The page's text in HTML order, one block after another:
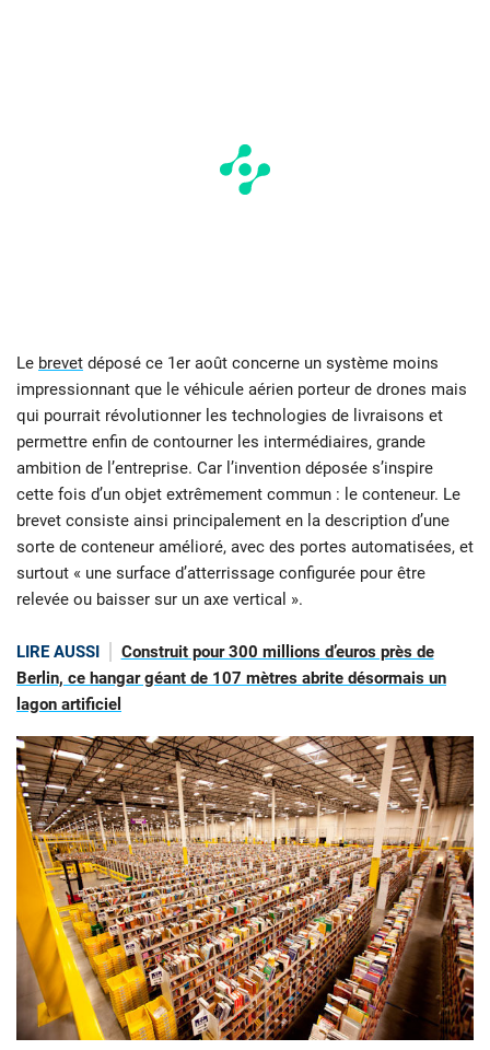
Le brevet déposé ce 1er août concerne un système moins
impressionnant que le véhicule aérien porteur de drones mais
qui pourrait révolutionner les technologies de livraisons et
permettre enfin de contourner les intermédiaires, grande
ambition de l’entreprise. Car l’invention déposée s’inspire
cette fois d’un objet extrêmement commun : le conteneur. Le
brevet consiste ainsi principalement en la description d’une
sorte de conteneur amélioré, avec des portes automatisées, et
surtout « une surface d’atterrissage configurée pour être
relevée ou baisser sur un axe vertical ».
LIRE AUSSI
Construit pour 300 millions d’euros près de
Berlin, ce hangar géant de 107 mètres abrite désormais un
lagon artificiel